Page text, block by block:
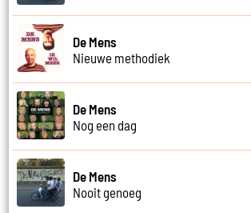
De Mens
Nieuwe methodiek
De Mens
Nog een dag
De Mens
Nooit genoeg